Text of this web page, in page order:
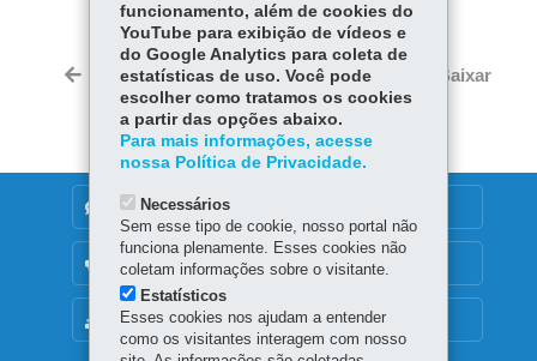
Fa
ce
bo
ok
Tw
itt
er
W
ha
ts
Ap
Voltar Início Imprimir Baixar
MAPA DO SITE
DENUNCIE CORRUPÇÃO
OUVIDORIA
funcionamento, além de cookies do
YouTube para exibição de vídeos e
do Google Analytics para coleta de
estatísticas de uso. Você pode
escolher como tratamos os cookies
a partir das opções abaixo.
Para mais informações, acesse
nossa Política de Privacidade.
Necessários
Sem esse tipo de cookie, nosso portal não
funciona plenamente. Esses cookies não
coletam informações sobre o visitante.
Estatísticos
Esses cookies nos ajudam a entender
como os visitantes interagem com nosso